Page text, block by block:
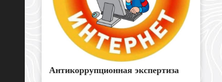
Антикоррупционная экспертиза